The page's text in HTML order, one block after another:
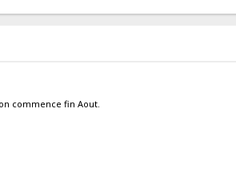
commence fin Aout.